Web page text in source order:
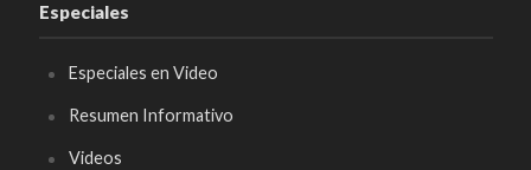
Especiales
Especiales en Video
Resumen Informativo
Videos